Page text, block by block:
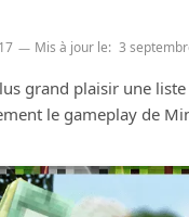
Mis à jour le: 3
grand plaisir une
le gameplay de